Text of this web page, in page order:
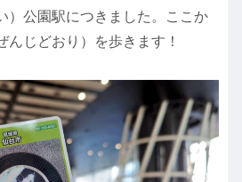
）公園駅につきました。ここか
んじどおり）を歩きます！